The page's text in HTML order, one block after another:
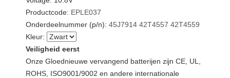
Productcode: EPLE037
Onderdeelnummer (p/n): 45J7914 42T4557 42T4559
Kleur:
Veiligheid eerst
Onze Gloednieuwe vervangend batterijen zijn CE, UL,
ROHS, ISO9001/9002 en andere internationale